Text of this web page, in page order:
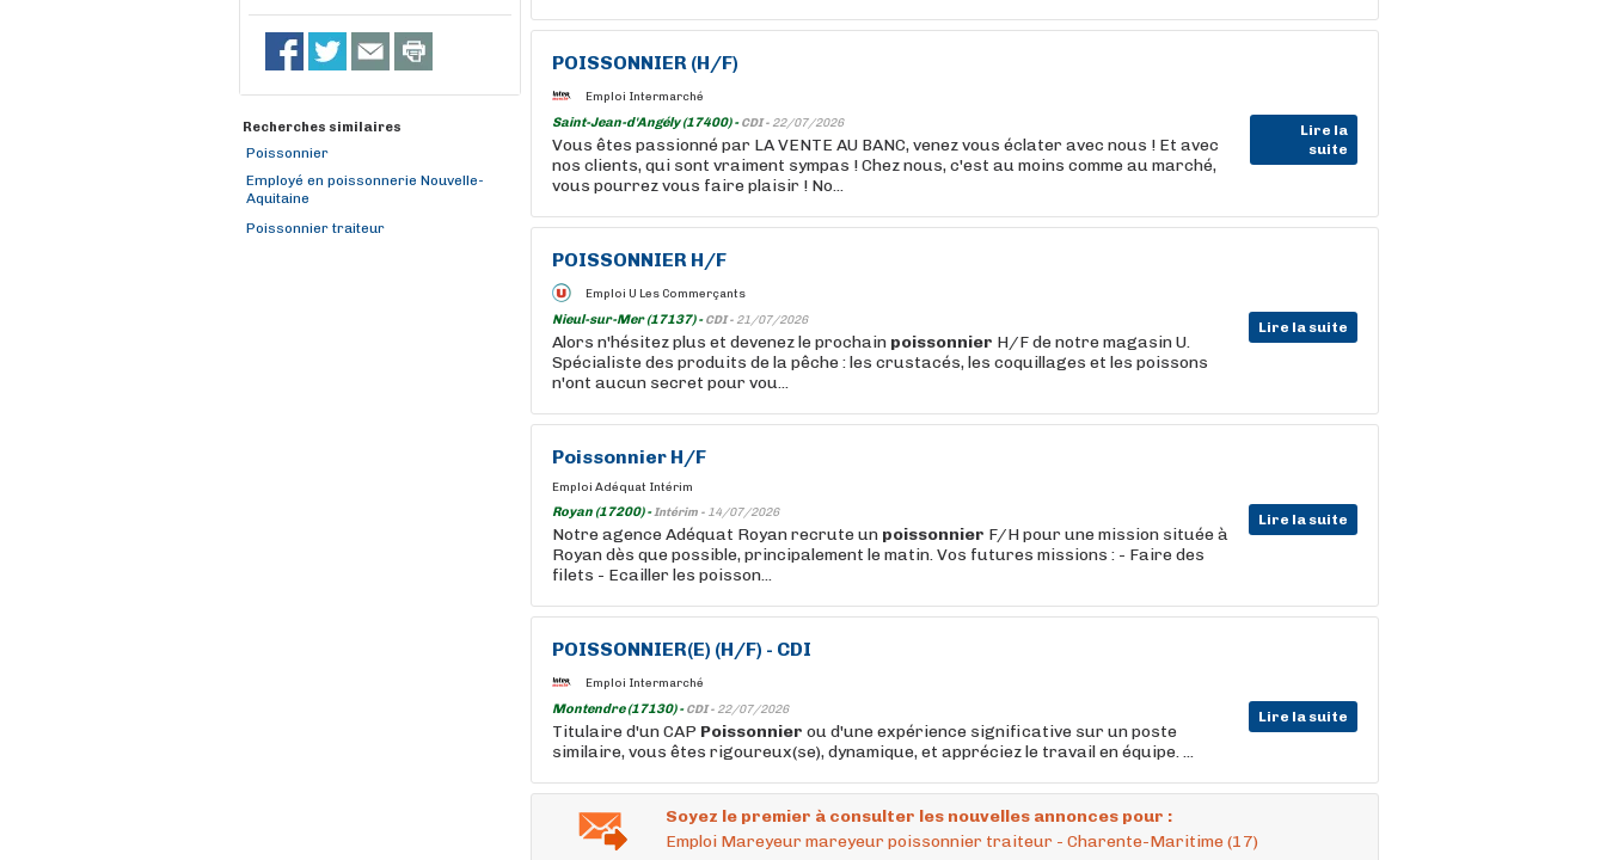
Recherches similaires
Poissonnier
Employé en poissonnerie Nouvelle-
Aquitaine
Poissonnier traiteur
POISSONNIER (H/F)
Emploi Intermarché
Saint-Jean-d'Angély (17400) -CDI - 22/07/2026
Lire la
suite
Vous êtes passionné par LA VENTE AU BANC, venez vous éclater avec nous ! Et avec
nos clients, qui sont vraiment sympas ! Chez nous, c'est au moins comme au marché,
vous pourrez vous faire plaisir ! No...
POISSONNIER H/F
Emploi U Les Commerçants
Nieul-sur-Mer (17137) -CDI - 21/07/2026 Lire la suite
Alors n'hésitez plus et devenez le prochain poissonnier H/F de notre magasin U.
Spécialiste des produits de la pêche : les crustacés, les coquillages et les poissons
n'ont aucun secret pour vou...
Poissonnier H/F
Emploi Adéquat Intérim
Royan (17200) -Intérim - 14/07/2026 Lire la suite
Notre agence Adéquat Royan recrute un poissonnier F/H pour une mission située à
Royan dès que possible, principalement le matin. Vos futures missions : - Faire des
filets - Ecailler les poisson...
POISSONNIER(E) (H/F) - CDI
Emploi Intermarché
Montendre (17130) -CDI - 22/07/2026 Lire la suite
Titulaire d'un CAP Poissonnier ou d'une expérience significative sur un poste
similaire, vous êtes rigoureux(se), dynamique, et appréciez le travail en équipe. ...
Soyez le premier à consulter les nouvelles annonces pour :
Emploi Mareyeur mareyeur poissonnier traiteur - Charente-Maritime (17)